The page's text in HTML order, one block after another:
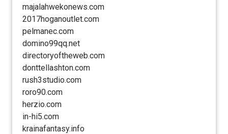
majalahwekonews.com
2017hoganoutlet.com
pelmanec.com
domino99qq.net
directoryoftheweb.com
donttellashton.com
rush3studio.com
roro90.com
herzio.com
in-hi5.com
krainafantasy.info